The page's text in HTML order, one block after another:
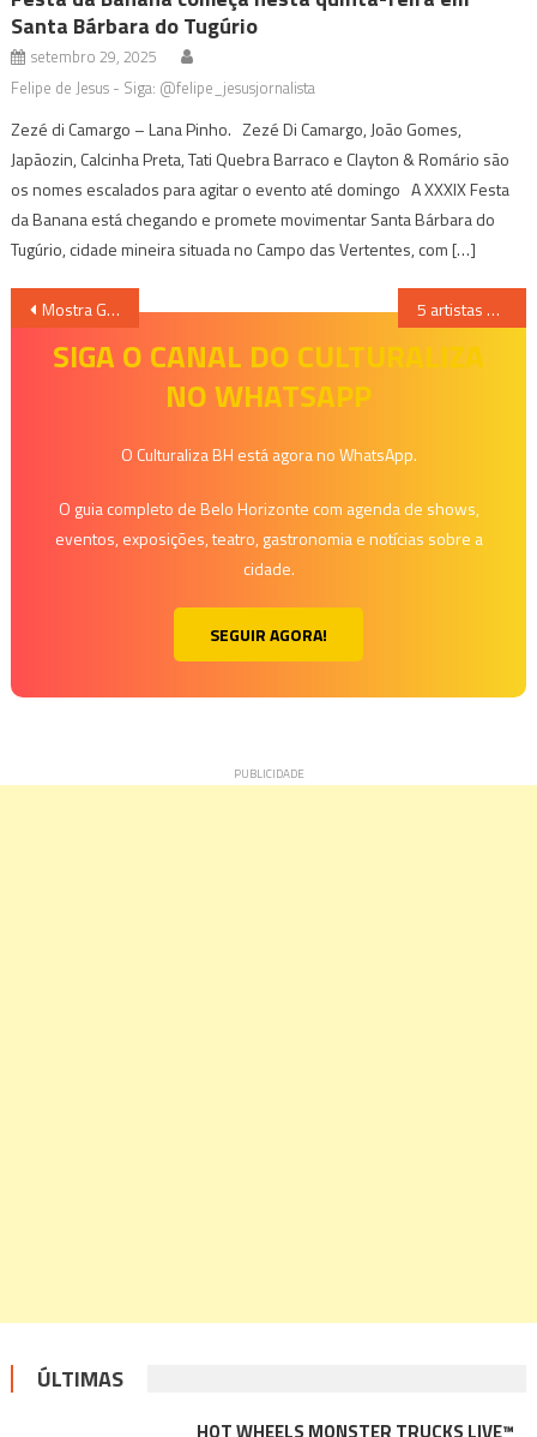
Santa Bárbara do Tugúrio
setembro 29, 2025
Felipe de Jesus - Siga: @felipe_jesusjornalista
Zezé di Camargo – Lana Pinho. Zezé Di Camargo, João Gomes,
Japãozin, Calcinha Preta, Tati Quebra Barraco e Clayton & Romário são
os nomes escalados para agitar o evento até domingo A XXXIX Festa
da Banana está chegando e promete movimentar Santa Bárbara do
Tugúrio, cidade mineira situada no Campo das Vertentes, com […]
Navegação
Mostra Gorutuba de Cinema promove exibições de filmes ao ar livre em Janaúba 5 artistas de BH e região que estão chegando com novidades nos próximos dias
SIGA O CANAL DO CULTURALIZA
NO WHATSAPP
O Culturaliza BH está agora no WhatsApp.
O guia completo de Belo Horizonte com agenda de shows,
eventos, exposições, teatro, gastronomia e notícias sobre a
cidade.
SEGUIR AGORA!
ÚLTIMAS